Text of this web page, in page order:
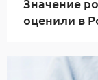
оценили в